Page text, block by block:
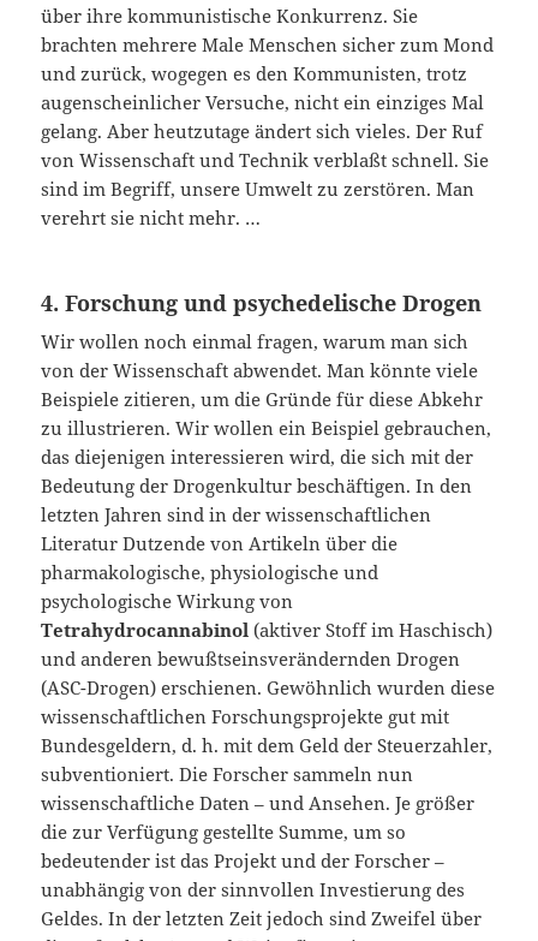
über ihre kommunistische Konkurrenz. Sie
brachten mehrere Male Menschen sicher zum Mond
und zurück, wogegen es den Kommunisten, trotz
augenscheinlicher Versuche, nicht ein einziges Mal
gelang. Aber heutzutage ändert sich vieles. Der Ruf
von Wissenschaft und Technik verblaßt schnell. Sie
sind im Begriff, unsere Umwelt zu zerstören. Man
verehrt sie nicht mehr. …
4. Forschung und psychedelische Drogen
Wir wollen noch einmal fragen, warum man sich
von der Wissenschaft abwendet. Man könnte viele
Beispiele zitieren, um die Gründe für diese Abkehr
zu illustrieren. Wir wollen ein Beispiel gebrauchen,
das diejenigen interessieren wird, die sich mit der
Bedeutung der Drogenkultur beschäftigen. In den
letzten Jahren sind in der wissenschaftlichen
Literatur Dutzende von Artikeln über die
pharmakologische, physiologische und
psychologische Wirkung von
Tetrahydrocannabinol (aktiver Stoff im Haschisch)
und anderen bewußtseinsverändernden Drogen
(ASC-Drogen) erschienen. Gewöhnlich wurden diese
wissenschaftlichen Forschungsprojekte gut mit
Bundesgeldern, d. h. mit dem Geld der Steuerzahler,
subventioniert. Die Forscher sammeln nun
wissenschaftliche Daten – und Ansehen. Je größer
die zur Verfügung gestellte Summe, um so
bedeutender ist das Projekt und der Forscher –
unabhängig von der sinnvollen Investierung des
Geldes. In der letzten Zeit jedoch sind Zweifel über